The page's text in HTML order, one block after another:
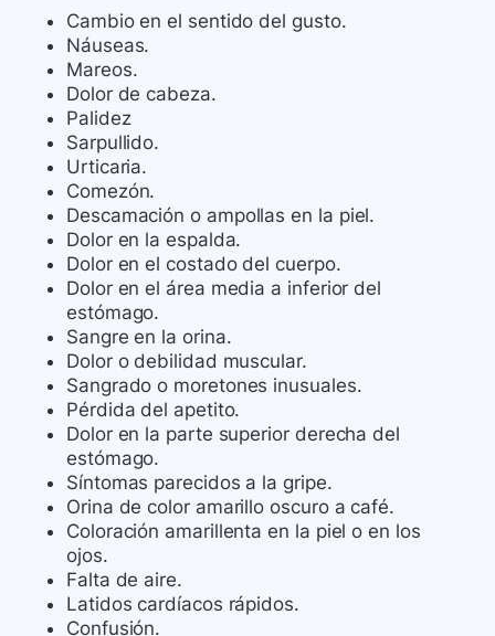
Cambio en el sentido del gusto.
Náuseas.
Mareos.
Dolor de cabeza.
Palidez
Sarpullido.
Urticaria.
Comezón.
Descamación o ampollas en la piel.
Dolor en la espalda.
Dolor en el costado del cuerpo.
Dolor en el área media a inferior del
estómago.
Sangre en la orina.
Dolor o debilidad muscular.
Sangrado o moretones inusuales.
Pérdida del apetito.
Dolor en la parte superior derecha del
estómago.
Síntomas parecidos a la gripe.
Orina de color amarillo oscuro a café.
Coloración amarillenta en la piel o en los
ojos.
Falta de aire.
Latidos cardíacos rápidos.
Confusión.